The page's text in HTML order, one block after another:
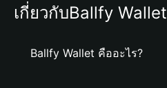
เกี่ยวกับBallfy Wallet
Ballfy Wallet คืออะไร?